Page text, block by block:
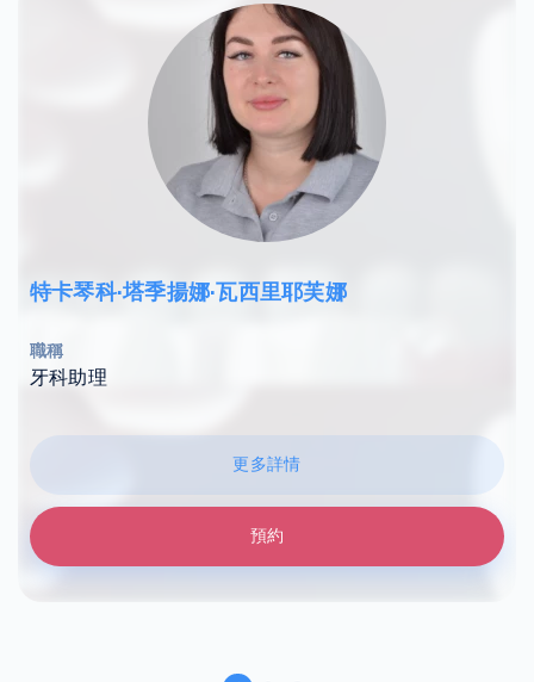
特卡琴科·塔季揚娜·瓦西里耶芙娜
職稱
牙科助理
更多詳情
預約